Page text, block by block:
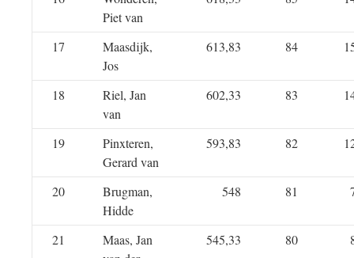
Piet van
17
Maasdijk,
Jos
613,83 84
18
Riel, Jan
van
602,33 83
19
Pinxteren,
Gerard van
593,83 82
20
Brugman,
Hidde
548 81
21
Maas, Jan
545,33 80